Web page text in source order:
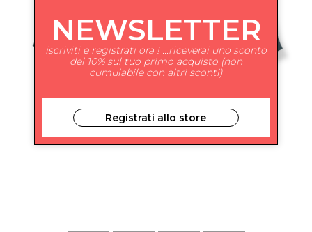
NEWSLETTER
iscriviti e registrati ora ! ...riceverai uno sconto
del 10% sul tuo primo acquisto (non
cumulabile con altri sconti)
Registrati allo store